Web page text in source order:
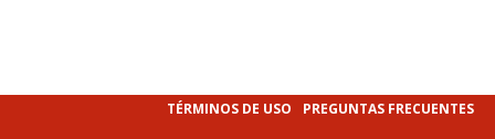
TÉRMINOS DE USO PREGUNTAS FRECUENTES